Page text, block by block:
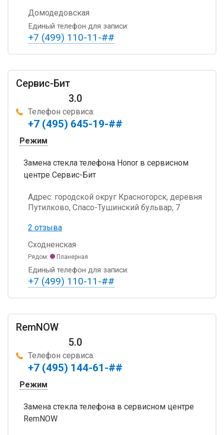
Домодедовская
Единый телефон для записи:
+7 (499) 110-11-##
Сервис-Бит
3.0
Телефон сервиса:
+7 (495) 645-19-##
Режим
Замена стекла телефона Honor в сервисном
центре Сервис-Бит
Адрес: городской округ Красногорск, деревня
Путилково, Спасо-Тушинский бульвар, 7
2 отзыва
Сходненская
Рядом: Планерная
Единый телефон для записи:
+7 (499) 110-11-##
RemNOW
5.0
Телефон сервиса:
+7 (495) 144-61-##
Режим
Замена стекла телефона в сервисном центре
RemNOW